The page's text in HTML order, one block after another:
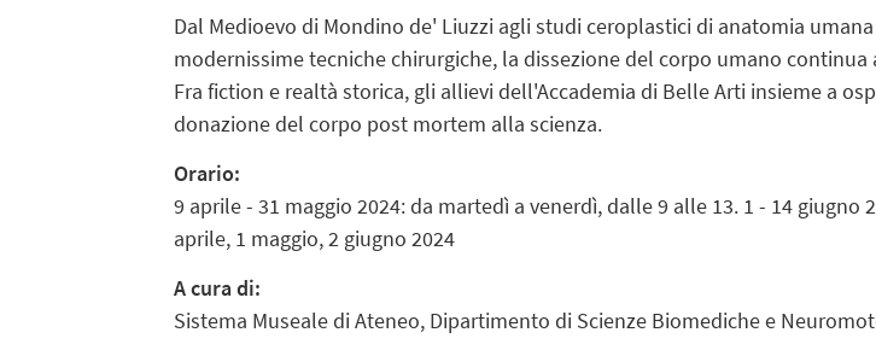
Dal Medioevo di Mondino de' Liuzzi agli studi ceroplastici di anatomia
modernissime tecniche chirurgiche, la dissezione del corpo umano
Fra fiction e realtà storica, gli allievi dell'Accademia di Belle Arti insieme a
donazione del corpo post mortem alla scienza.
Orario:
9 aprile - 31 maggio 2024: da martedì a venerdì, dalle 9 alle 13. 1 - 14 giugno
aprile, 1 maggio, 2 giugno 2024
A cura di:
Sistema Museale di Ateneo, Dipartimento di Scienze Biomediche e